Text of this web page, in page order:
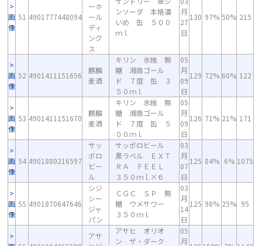
画
像
51 4901777448094
ーホ
ール
ディ
ング
ス
ンソーダ 本格濃
いめ 缶 ５００
ｍｌ
月
27
日
130 97% 50% 215
画
像
52 4901411151656
麒麟
麦酒
キリン 氷結 無
糖 湘南ゴール
ド ７度 缶 ３
５０ｍｌ
05
月
09
日
129 72% 60% 122
画
像
53 4901411151670
麒麟
麦酒
キリン 氷結 無
糖 湘南ゴール
ド ７度 缶 ５
００ｍｌ
05
月
09
日
126 71% 21% 171
画
像
54 4901880216597
サッ
ポロ
ビー
ル
サッポロビール
黒ラベル ＥＸＴ
ＲＡ ＦＥＥＬ
３５０ｍｌ×６
03
月
07
日
125 84% 6% 1075
画
像
55 4901870647646
シジ
シー
ジャ
パン
ＣＧＣ ＳＰ 無
糖 ウメサワー
３５０ｍｌ
03
月
14
日
125 98% 25% 95
アサ
アサヒ オリオ
ン ザ・ダーク
05
月